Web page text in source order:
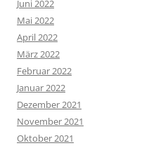
Juni 2022
Mai 2022
April 2022
März 2022
Februar 2022
Januar 2022
Dezember 2021
November 2021
Oktober 2021